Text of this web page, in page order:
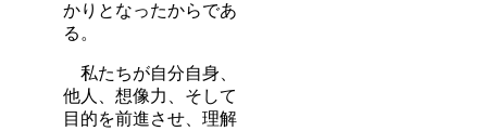
かりとなったからであ
る。
私たちが自分自身、
他人、想像力、そして
目的を前進させ、理解